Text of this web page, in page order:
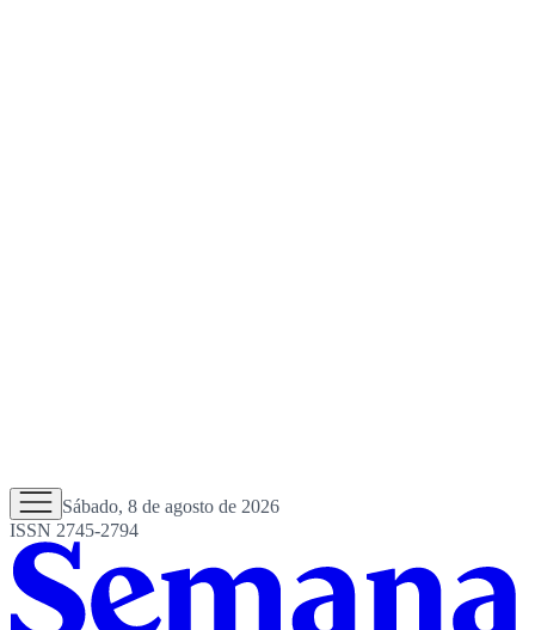
Sábado, 8 de agosto de 2026
ISSN 2745-2794